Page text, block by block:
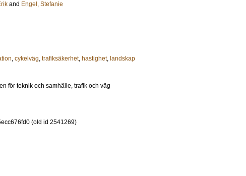
and Engel, Stefanie
, cykelväg, trafiksäkerhet, hastighet, landskap
för teknik och samhälle, trafik och väg
(old id 2541269)